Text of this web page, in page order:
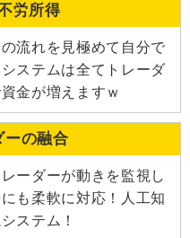
労所得
流れを見極めて自分で
ステムは全てトレーダ
金が増えますｗ
ーの融合
ーダーが動きを監視し
も柔軟に対応！人工知
ステム！